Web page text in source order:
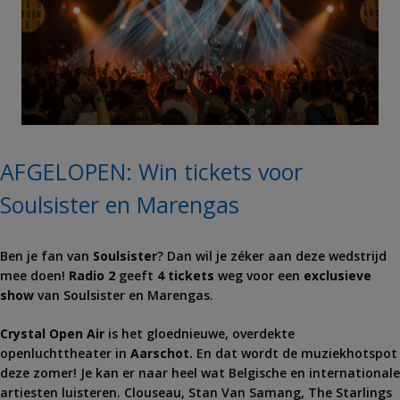
AFGELOPEN: Win tickets voor
Soulsister en Marengas
Ben je fan van Soulsister? Dan wil je zéker aan deze wedstrijd
mee doen! Radio 2 geeft 4 tickets weg voor een exclusieve
show van Soulsister en Marengas.
Crystal Open Air is het gloednieuwe, overdekte
openluchttheater in Aarschot. En dat wordt de muziekhotspot
deze zomer! Je kan er naar heel wat Belgische en internationale
artiesten luisteren. Clouseau, Stan Van Samang, The Starlings